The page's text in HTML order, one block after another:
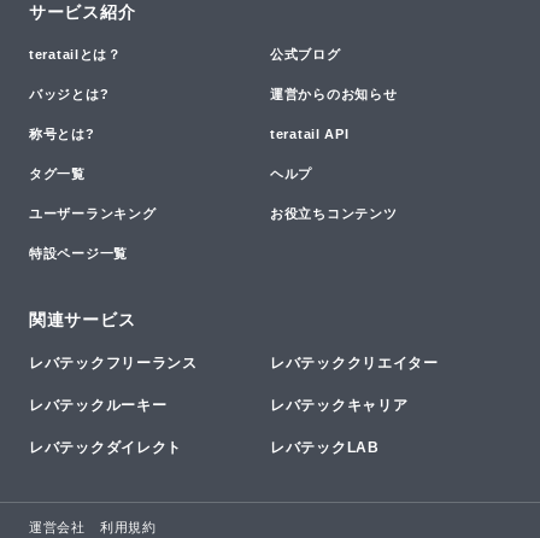
サービス紹介
teratailとは？ 公式ブログ
バッジとは? 運営からのお知らせ
称号とは? teratail API
タグ一覧 ヘルプ
ユーザーランキング お役立ちコンテンツ
特設ページ一覧
関連サービス
レバテックフリーランス レバテッククリエイター
レバテックルーキー レバテックキャリア
レバテックダイレクト レバテックLAB
運営会社 利用規約